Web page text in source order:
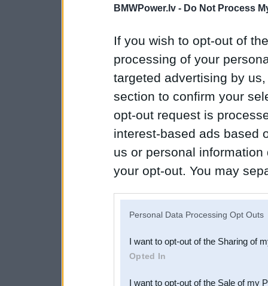
BMWPower.lv - Do Not Process
If you wish to opt-out of
processing of your
targeted advertising by
section to confirm your
opt-out request is
interest-based ads based
us or personal
your opt-out. You may
Downstream Participants
third parties.
Personal Data Processing Opt Outs
I want to opt-out of the Sharing of
Opted In
I want to opt-out of the Sale of my